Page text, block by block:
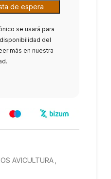
se usará para
del
más en nuestra
.
AVICULTURA